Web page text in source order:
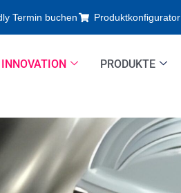
Termin buchen Produktkonfigurator
INNOVATION PRODUKTE